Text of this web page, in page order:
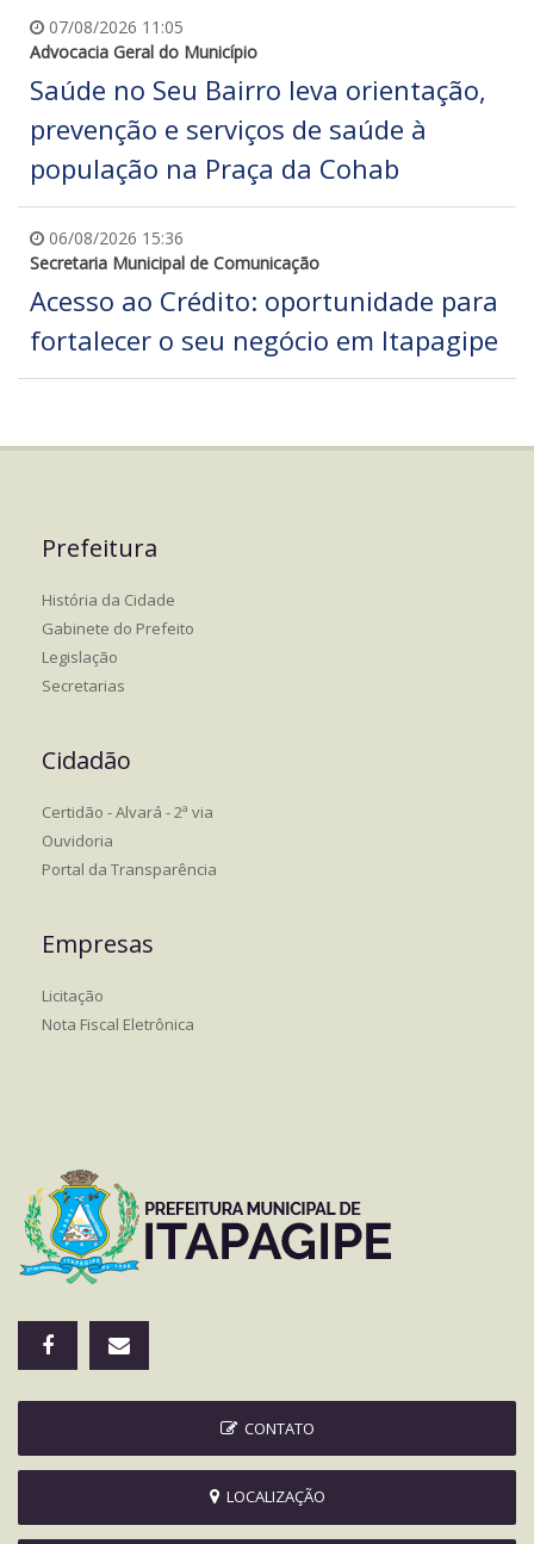
07/08/2026 11:05
Advocacia Geral do Município
Saúde no Seu Bairro leva orientação,
prevenção e serviços de saúde à
população na Praça da Cohab
06/08/2026 15:36
Secretaria Municipal de Comunicação
Acesso ao Crédito: oportunidade para
fortalecer o seu negócio em Itapagipe
Prefeitura
História da Cidade
Gabinete do Prefeito
Legislação
Secretarias
Cidadão
Certidão - Alvará - 2ª via
Ouvidoria
Portal da Transparência
Empresas
Licitação
Nota Fiscal Eletrônica
CONTATO
LOCALIZAÇÃO